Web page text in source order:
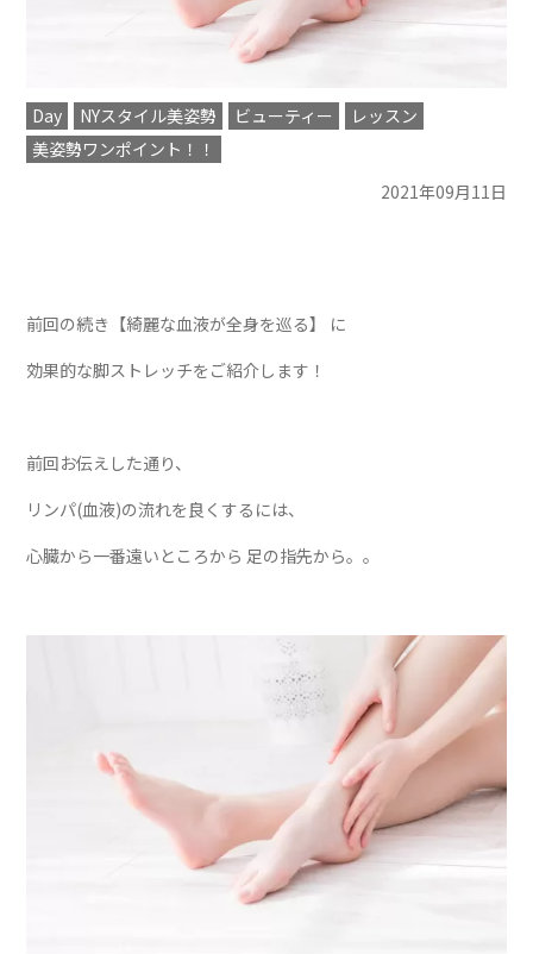
Day NYスタイル美姿勢 ビューティー
レッスン
美姿勢ワンポイント！！
2021年09月11日
前回の続き【綺麗な血液が全身を巡る】 に
効果的な脚ストレッチをご紹介します！
前回お伝えした通り、
リンパ(血液)の流れを良くするには、
心臓から一番遠いところから 足の指先から。。